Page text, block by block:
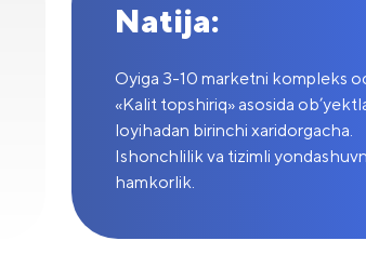
Natija:
Oyiga 3-10 marketni kompleks
«Kalit topshiriq» asosida
loyihadan birinchi xaridorgacha.
Ishonchlilik va tizimli
hamkorlik.